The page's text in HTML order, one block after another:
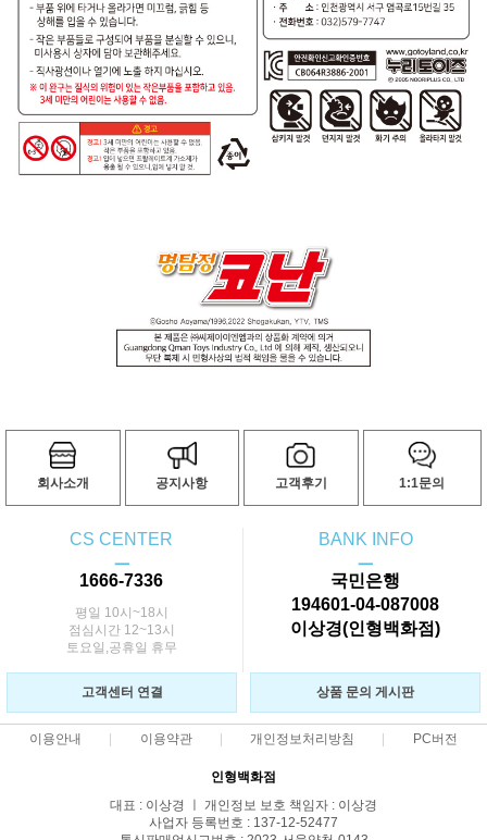
회사소개 공지사항 고객후기 1:1문의
CS CENTER
ㅡ
1666-7336
평일 10시~18시
점심시간 12~13시
토요일,공휴일 휴무
BANK INFO
ㅡ
국민은행
194601-04-087008
이상경(인형백화점)
고객센터 연결 상품 문의 게시판
이용안내 이용약관 개인정보처리방침 PC버전
인형백화점
대표 : 이상경 ㅣ 개인정보 보호 책임자 : 이상경
사업자 등록번호 : 137-12-52477